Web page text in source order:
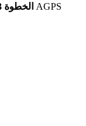
الخطوة 3: